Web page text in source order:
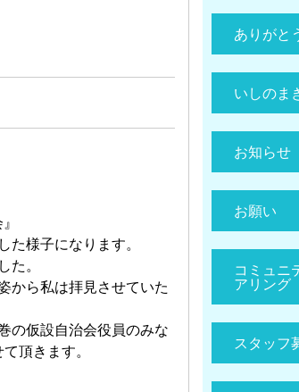
様子になります。
。
から私は拝見させていた
の仮設自治会役員のみな
頂きます。
ありがと
いしのま
お知らせ
お願い
コミュニ
アリング
スタッフ